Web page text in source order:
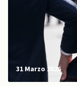
31 Marzo 2026